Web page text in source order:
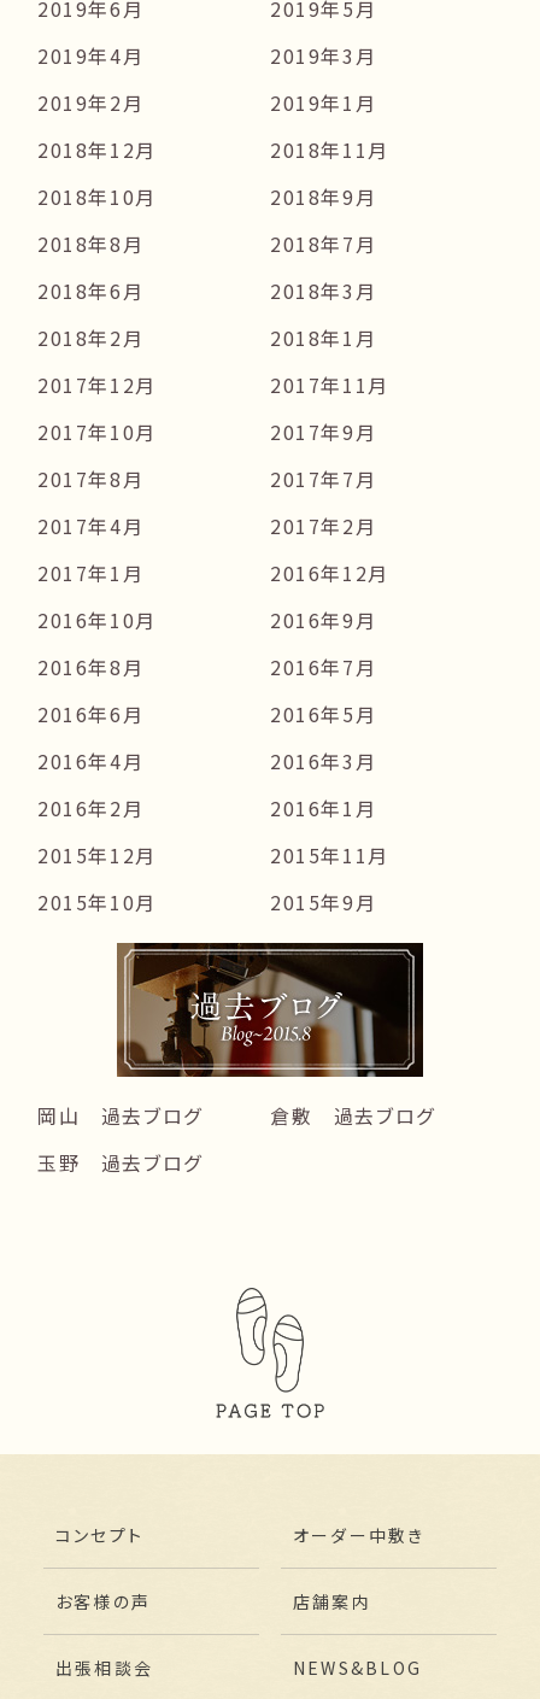
2019年6月
2019年5月
2019年4月
2019年3月
2019年2月
2019年1月
2018年12月
2018年11月
2018年10月
2018年9月
2018年8月
2018年7月
2018年6月
2018年3月
2018年2月
2018年1月
2017年12月
2017年11月
2017年10月
2017年9月
2017年8月
2017年7月
2017年4月
2017年2月
2017年1月
2016年12月
2016年10月
2016年9月
2016年8月
2016年7月
2016年6月
2016年5月
2016年4月
2016年3月
2016年2月
2016年1月
2015年12月
2015年11月
2015年10月
2015年9月
岡山 過去ブログ
倉敷 過去ブログ
玉野 過去ブログ
コンセプト オーダー中敷き
お客様の声 店舗案内
出張相談会 NEWS&BLOG